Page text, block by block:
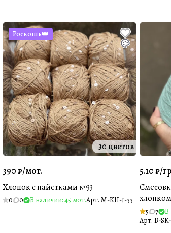
Роскошь👑
30 цветов
390 ₽/мот.
Хлопок с пайетками №33
0 0 В наличии: 45 мот.Арт. M-KH-1-33
5.10 ₽/
5 7
В
Арт. B-